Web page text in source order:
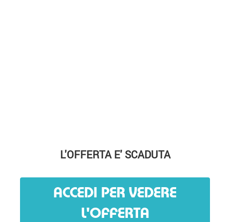
L'OFFERTA E' SCADUTA
ACCEDI PER VEDERE
L'OFFERTA